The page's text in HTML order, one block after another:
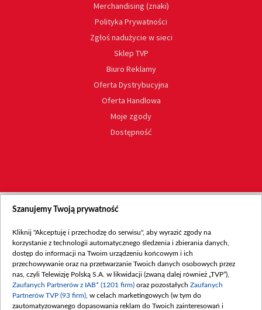
Merchandising (znaki)
Polityka Prywatności
Zgłoś nadużycie w sieci
Sklep TVP
Biuro Reklamy
Oferta Dystrybucyjna
Oferta Handlowa
Moje zgody
Dostępność
Szanujemy Twoją prywatność
Kliknij "Akceptuję i przechodzę do serwisu", aby wyrazić zgody na
korzystanie z technologii automatycznego śledzenia i zbierania danych,
dostęp do informacji na Twoim urządzeniu końcowym i ich
przechowywanie oraz na przetwarzanie Twoich danych osobowych przez
nas, czyli Telewizję Polską S.A. w likwidacji (zwaną dalej również „TVP”),
Zaufanych Partnerów z IAB* (1201 firm) oraz pozostałych Zaufanych
Partnerów TVP (93 firm) , w celach marketingowych (w tym do
zautomatyzowanego dopasowania reklam do Twoich zainteresowań i